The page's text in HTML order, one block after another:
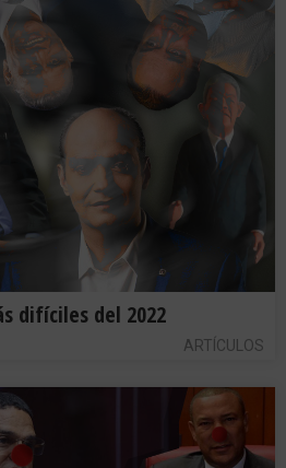
difíciles del 2022
ARTÍCULOS